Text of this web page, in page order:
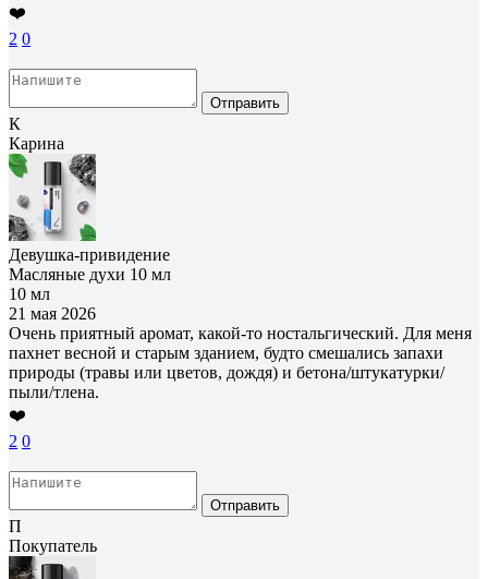
❤️
2 0
Отправить
К
Карина
Девушка-привидение
Масляные духи 10 мл
10 мл
21 мая 2026
Очень приятный аромат, какой-то ностальгический. Для меня
пахнет весной и старым зданием, будто смешались запахи
природы (травы или цветов, дождя) и бетона/штукатурки/
пыли/тлена.
❤️
2 0
Отправить
П
Покупатель